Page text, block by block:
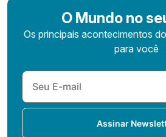
O Mundo no
Os principais acontecimentos
para você
Assinar